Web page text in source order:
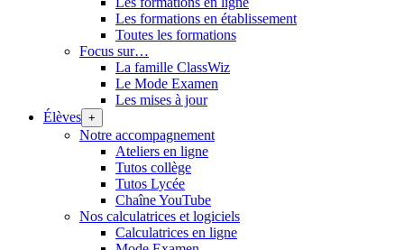
Les formations en établissement
Toutes les formations
Focus sur…
La famille ClassWiz
Le Mode Examen
Les mises à jour
Élèves +
Notre accompagnement
Ateliers en ligne
Tutos collège
Tutos Lycée
Chaîne YouTube
Nos calculatrices et logiciels
Calculatrices en ligne